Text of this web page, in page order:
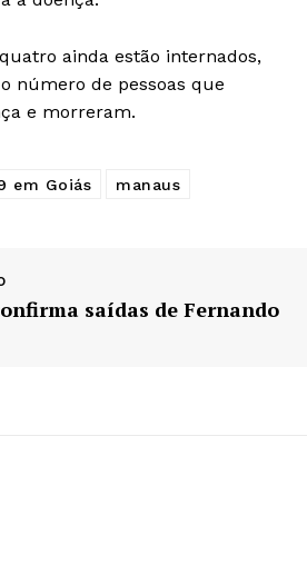
ainda estão internados,
número de pessoas que
e morreram.
em Goiás manaus
saídas de Fernando